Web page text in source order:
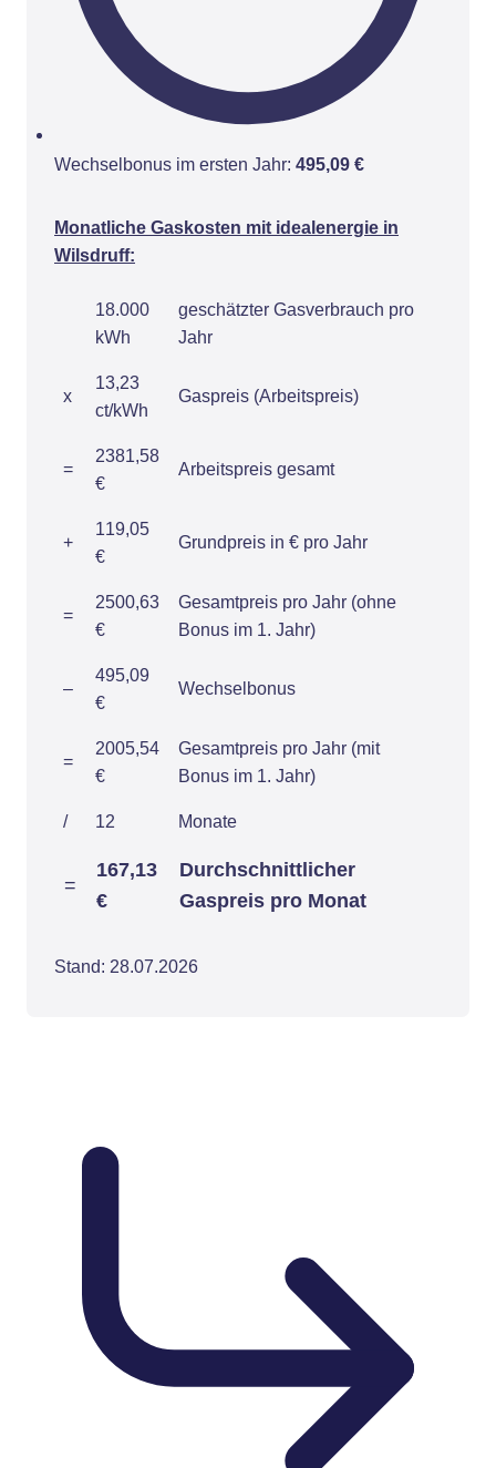
Wechselbonus im ersten Jahr: 495,09 €
Monatliche Gaskosten mit idealenergie in
Wilsdruff:
18.000
kWh
geschätzter Gasverbrauch pro
Jahr
x
13,23
ct/kWh
Gaspreis (Arbeitspreis)
=
2381,58
€
Arbeitspreis gesamt
+
119,05
€
Grundpreis in € pro Jahr
=
2500,63
€
Gesamtpreis pro Jahr (ohne
Bonus im 1. Jahr)
–
495,09
€
Wechselbonus
=
2005,54
€
Gesamtpreis pro Jahr (mit
Bonus im 1. Jahr)
/ 12 Monate
=
167,13
€
Durchschnittlicher
Gaspreis pro Monat
Stand: 28.07.2026